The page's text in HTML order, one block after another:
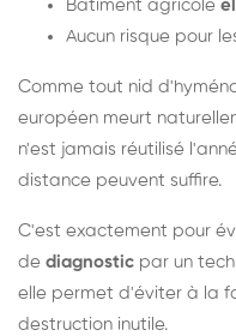
Bâtiment agricole
Aucun risque pour
Comme tout nid
européen meurt
n'est jamais réutilisé
distance peuvent suffire.
C'est exactement pour
de diagnostic par un
elle permet d'éviter à la
destruction inutile.